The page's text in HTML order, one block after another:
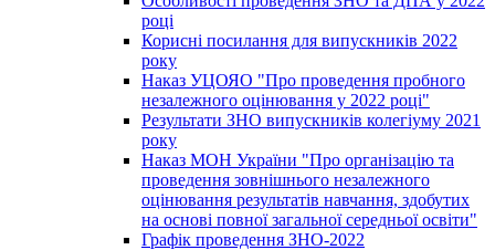
році
Корисні посилання для випускників 2022
року
Наказ УЦОЯО "Про проведення пробного
незалежного оцінювання у 2022 році"
Результати ЗНО випускників колегіуму 2021
року
Наказ МОН України "Про організацію та
проведення зовнішнього незалежного
оцінювання результатів навчання, здобутих
на основі повної загальної середньої освіти"
Графік проведення ЗНО-2022